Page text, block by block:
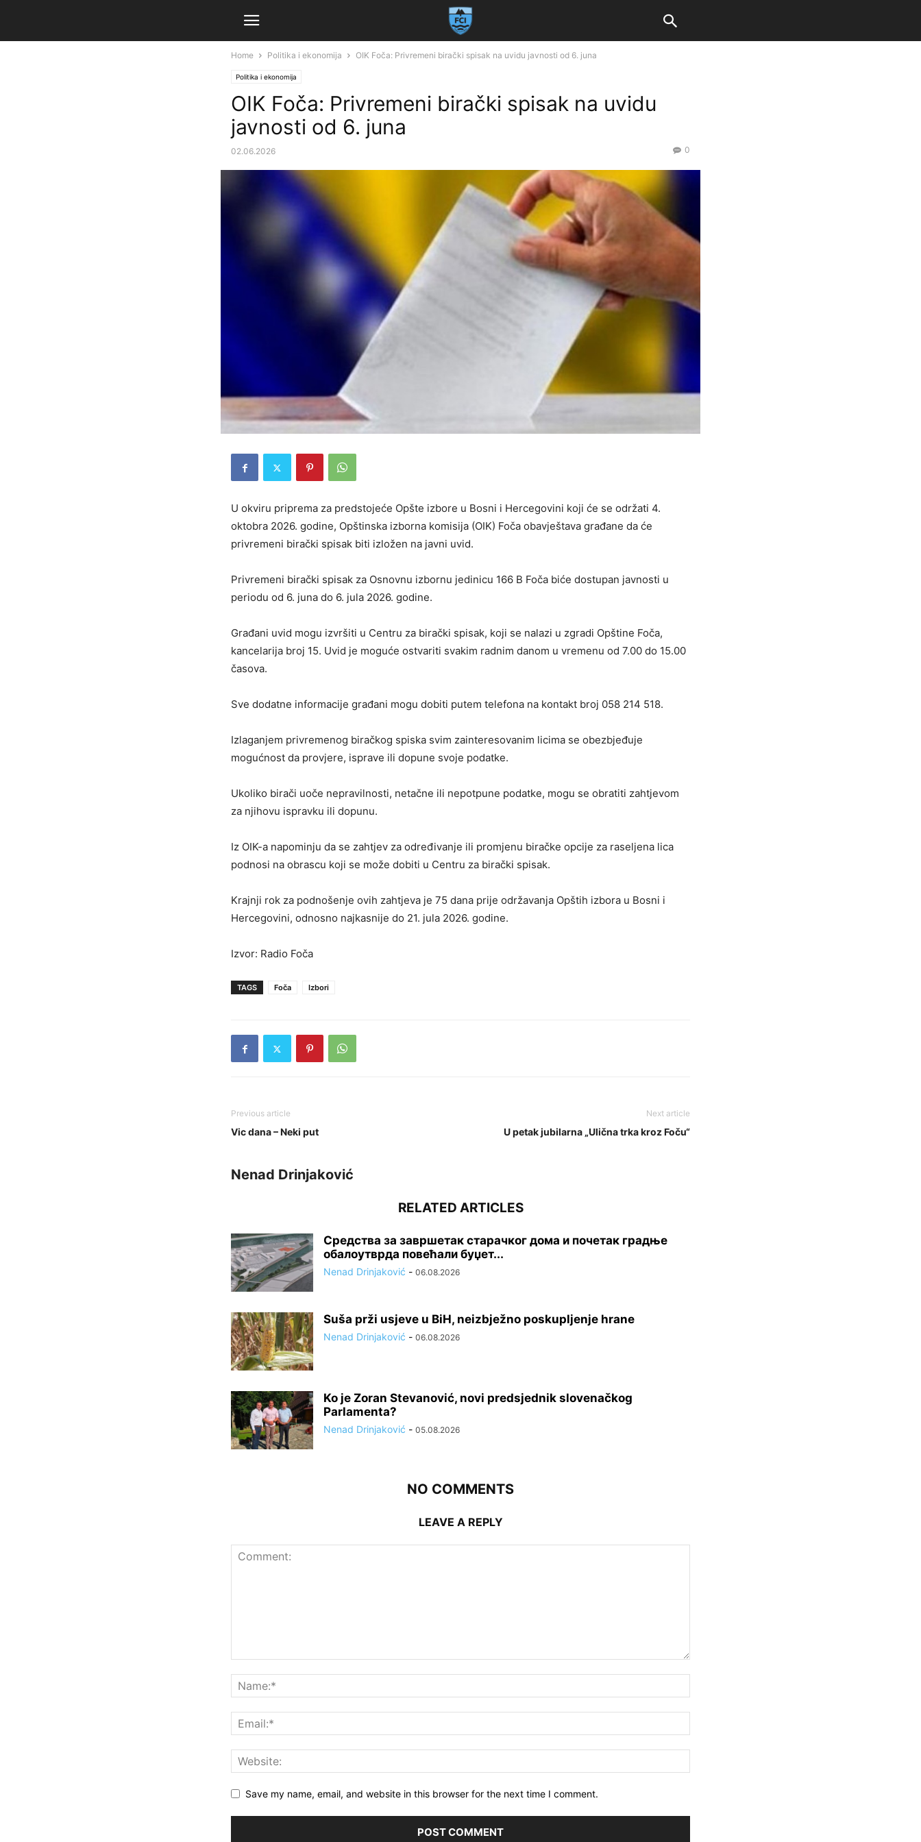
Home Politika i ekonomija OIK Foča: Privremeni birački spisak na uvidu javnosti od 6. juna
Politika i ekonomija
OIK Foča: Privremeni birački spisak na uvidu
javnosti od 6. juna
02.06.2026 0
U okviru priprema za predstojeće Opšte izbore u Bosni i Hercegovini koji će se održati 4.
oktobra 2026. godine, Opštinska izborna komisija (OIK) Foča obavještava građane da će
privremeni birački spisak biti izložen na javni uvid.
Privremeni birački spisak za Osnovnu izbornu jedinicu 166 B Foča biće dostupan javnosti u
periodu od 6. juna do 6. jula 2026. godine.
​Građani uvid mogu izvršiti u Centru za birački spisak, koji se nalazi u zgradi Opštine Foča,
kancelarija broj 15. Uvid je moguće ostvariti svakim radnim danom u vremenu od 7.00 do 15.00
časova.
Sve dodatne informacije građani mogu dobiti putem telefona na kontakt broj 058 214 518.
​Izlaganjem privremenog biračkog spiska svim zainteresovanim licima se obezbjeđuje
mogućnost da provjere, isprave ili dopune svoje podatke.
Ukoliko birači uoče nepravilnosti, netačne ili nepotpune podatke, mogu se obratiti zahtjevom
za njihovu ispravku ili dopunu.
Iz OIK-a napominju da se zahtjev za određivanje ili promjenu biračke opcije za raseljena lica
podnosi na obrascu koji se može dobiti u Centru za birački spisak.
Krajnji rok za podnošenje ovih zahtjeva je 75 dana prije održavanja Opštih izbora u Bosni i
Hercegovini, odnosno najkasnije do 21. jula 2026. godine.
Izvor: Radio Foča
TAGS Foča Izbori
Previous article
Vic dana – Neki put
Next article
U petak jubilarna „Ulična trka kroz Foču“
Nenad Drinjaković
RELATED ARTICLES
Средства за завршетак старачког дома и почетак градње
обалоутврда повећали буџет...
Nenad Drinjaković - 06.08.2026
Suša prži usjeve u BiH, neizbježno poskupljenje hrane
Nenad Drinjaković - 06.08.2026
Ko je Zoran Stevanović, novi predsjednik slovenačkog
Parlamenta?
Nenad Drinjaković - 05.08.2026
NO COMMENTS
LEAVE A REPLY
Save my name, email, and website in this browser for the next time I comment.